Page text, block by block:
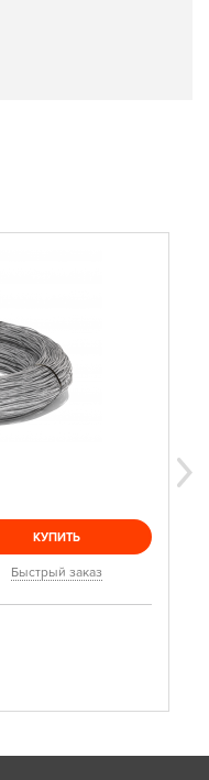
КУПИТЬ
Быстрый заказ